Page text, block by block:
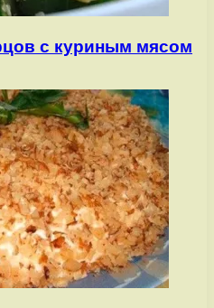
с куриным мясом